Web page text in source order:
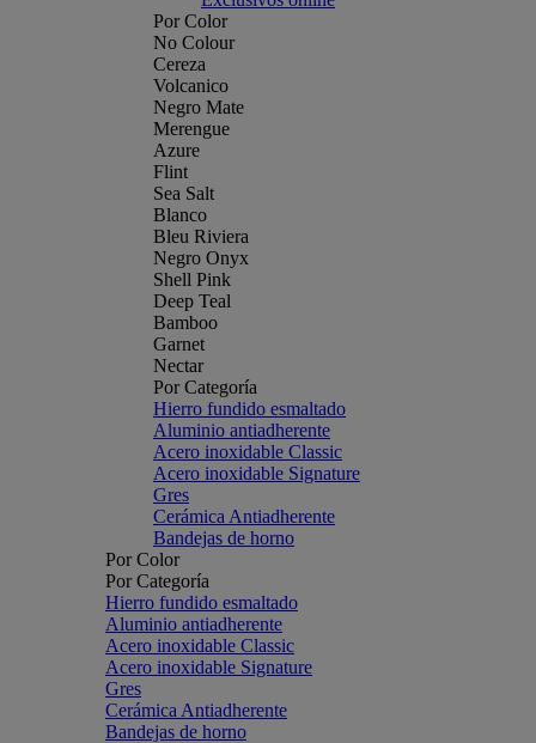
Por Color
No Colour
Cereza
Volcanico
Negro Mate
Merengue
Azure
Flint
Sea Salt
Blanco
Bleu Riviera
Negro Onyx
Shell Pink
Deep Teal
Bamboo
Garnet
Nectar
Por Categoría
Hierro fundido esmaltado
Aluminio antiadherente
Acero inoxidable Classic
Acero inoxidable Signature
Gres
Cerámica Antiadherente
Bandejas de horno
Por Color
Por Categoría
Hierro fundido esmaltado
Aluminio antiadherente
Acero inoxidable Classic
Acero inoxidable Signature
Gres
Cerámica Antiadherente
Bandejas de horno